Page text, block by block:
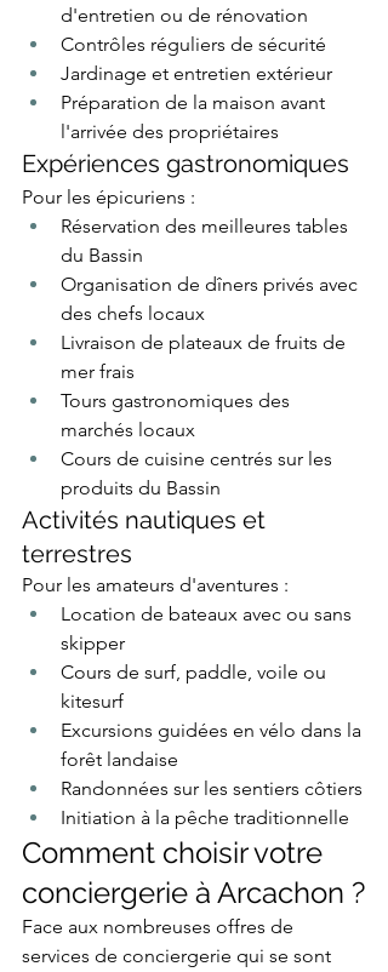
d'entretien ou de rénovation
Contrôles réguliers de sécurité
Jardinage et entretien extérieur
Préparation de la maison avant
l'arrivée des propriétaires
Expériences gastronomiques
Pour les épicuriens :
Réservation des meilleures tables
du Bassin
Organisation de dîners privés avec
des chefs locaux
Livraison de plateaux de fruits de
mer frais
Tours gastronomiques des
marchés locaux
Cours de cuisine centrés sur les
produits du Bassin
Activités nautiques et
terrestres
Pour les amateurs d'aventures :
Location de bateaux avec ou sans
skipper
Cours de surf, paddle, voile ou
kitesurf
Excursions guidées en vélo dans la
forêt landaise
Randonnées sur les sentiers côtiers
Initiation à la pêche traditionnelle
Comment choisir votre
conciergerie à Arcachon ?
Face aux nombreuses offres de
services de conciergerie qui se sont